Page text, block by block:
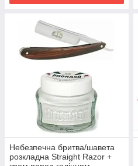
Небезпечна бритва/шавета
розкладна Straight Razor +